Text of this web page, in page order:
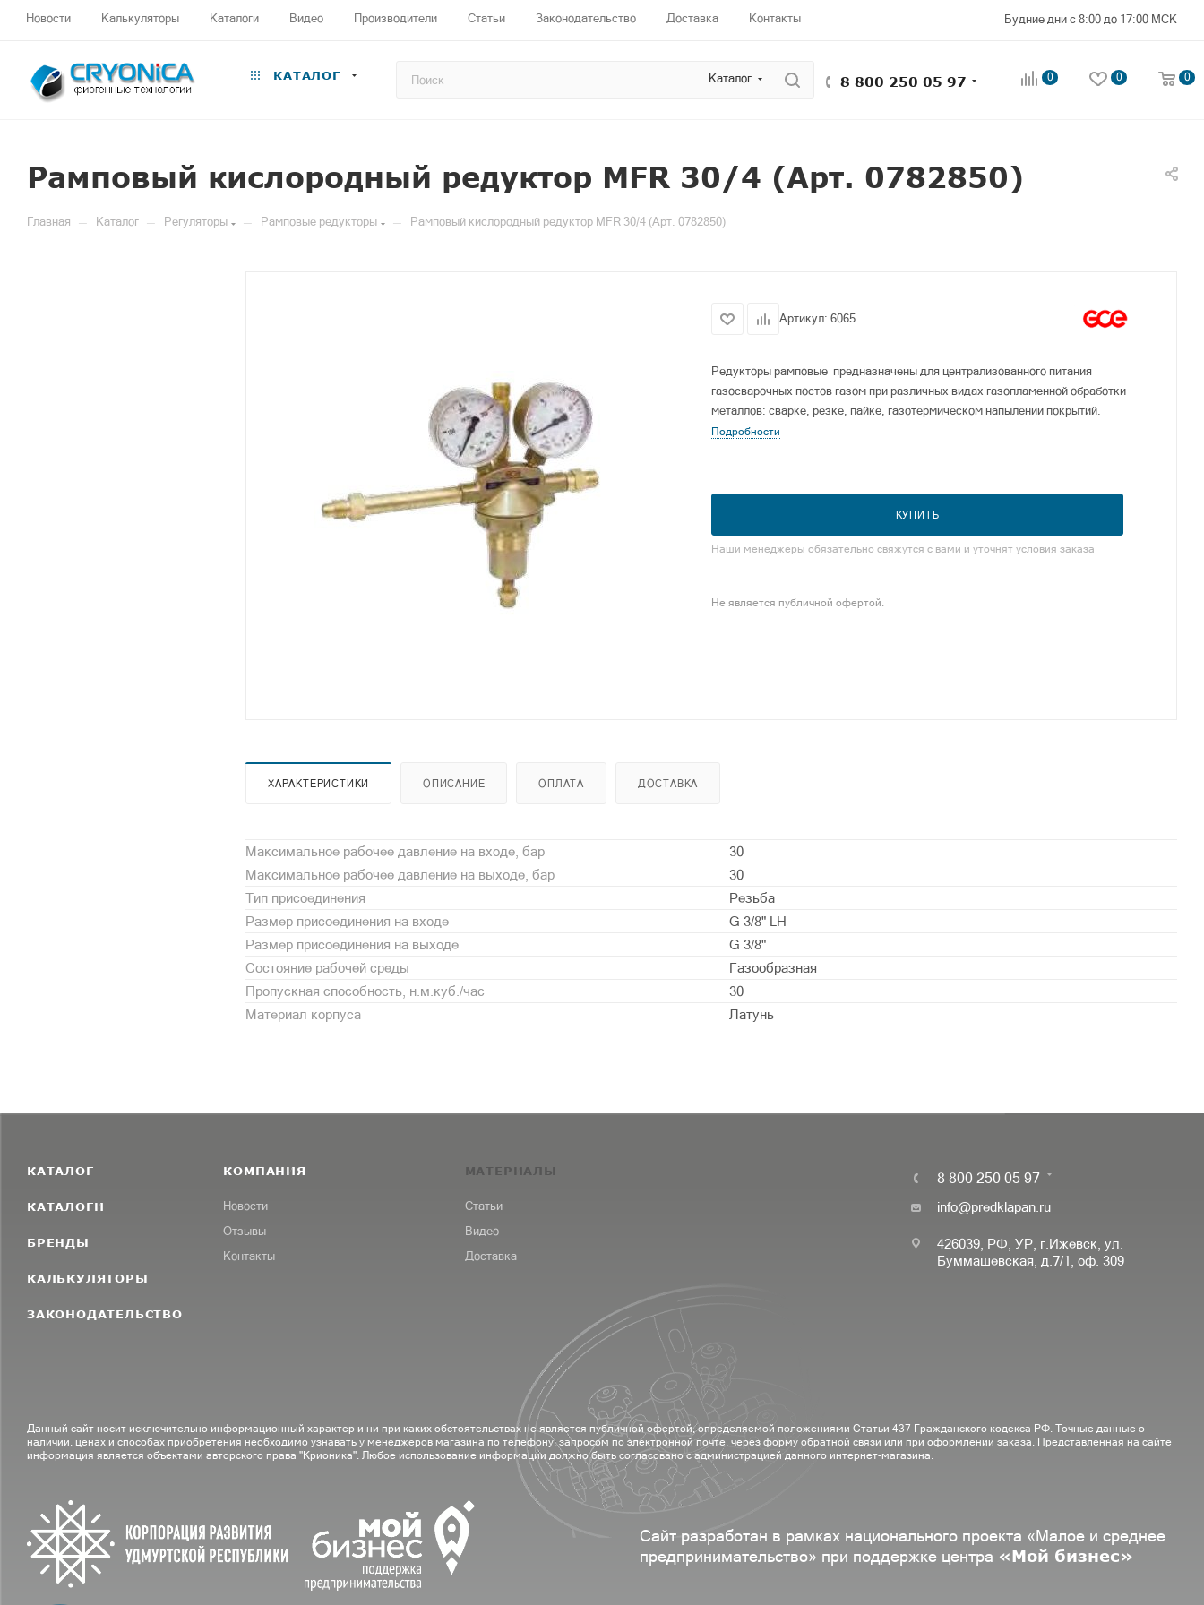
Новости Калькуляторы Каталоги Видео Производители Статьи Законодательство Доставка Контакты Будние дни с 8:00 до 17:00 МСК
КАТАЛОГ Каталог 8 800 250 05 97 0 0 0
Рамповый кислородный редуктор MFR 30/4 (Арт. 0782850)
Главная — Каталог — Регуляторы — Рамповые редукторы — Рамповый кислородный редуктор MFR 30/4 (Арт. 0782850)
Артикул: 6065
Редукторы рамповые предназначены для централизованного питания
газосварочных постов газом при различных видах газопламенной обработки
металлов: сварке, резке, пайке, газотермическом напылении покрытий.
Подробности
КУПИТЬ
Наши менеджеры обязательно свяжутся с вами и уточнят условия заказа
Не является публичной офертой.
ХАРАКТЕРИСТИКИ ОПИСАНИЕ ОПЛАТА ДОСТАВКА
Максимальное рабочее давление на входе, бар
30
Максимальное рабочее давление на выходе, бар
30
Тип присоединения
Резьба
Размер присоединения на входе
G 3/8" LH
Размер присоединения на выходе
G 3/8"
Состояние рабочей среды
Газообразная
Пропускная способность, н.м.куб./час
30
Материал корпуса
Латунь
КАТАЛОГ
КАТАЛОГИ
БРЕНДЫ
КАЛЬКУЛЯТОРЫ
ЗАКОНОДАТЕЛЬСТВО
КОМПАНИЯ
Новости
Отзывы
Контакты
МАТЕРИАЛЫ
Статьи
Видео
Доставка
8 800 250 05 97
info@predklapan.ru
426039, РФ, УР, г.Ижевск, ул.
Буммашевская, д.7/1, оф. 309
Данный сайт носит исключительно информационный характер и ни при каких обстоятельствах не является публичной офертой, определяемой положениями Статьи 437 Гражданского кодекса РФ. Точные данные о
наличии, ценах и способах приобретения необходимо узнавать у менеджеров магазина по телефону, запросом по электронной почте, через форму обратной связи или при оформлении заказа. Представленная на сайте
информация является объектами авторского права "Крионика". Любое использование информации должно быть согласовано с администрацией данного интернет-магазина.
Сайт разработан в рамках национального проекта «Малое и среднее
предпринимательство» при поддержке центра «Мой бизнес»